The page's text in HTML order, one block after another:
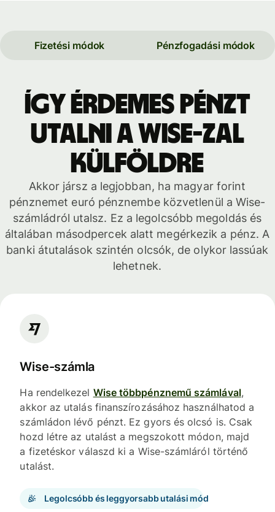
Fizetési módok Pénzfogadási módok
Így érdemes pénzt
utalni a Wise-zal
külföldre
Akkor jársz a legjobban, ha magyar forint
pénznemet euró pénznembe közvetlenül a Wise-
számládról utalsz. Ez a legolcsóbb megoldás és
általában másodpercek alatt megérkezik a pénz. A
banki átutalások szintén olcsók, de olykor lassúak
lehetnek.
Wise-számla
Ha rendelkezel Wise többpénznemű számlával,
akkor az utalás finanszírozásához használhatod a
számládon lévő pénzt. Ez gyors és olcsó is. Csak
hozd létre az utalást a megszokott módon, majd
a fizetéskor válaszd ki a Wise-számláról történő
utalást.
Legolcsóbb és leggyorsabb utalási mód